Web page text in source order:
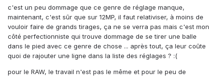
c'est un peu dommage que ce genre de réglage manque,
maintenant, c'est sûr que sur 12MP, il faut relativiser, à moins de
vouloir faire de grands tirages, ça ne se verra pas mais c'est mon
côté perfectionniste qui trouve dommage de se tirer une balle
dans le pied avec ce genre de chose ... après tout, ça leur coûte
quoi de rajouter une ligne dans la liste des réglages ? :(
pour le RAW, le travail n'est pas le même et pour le peu de